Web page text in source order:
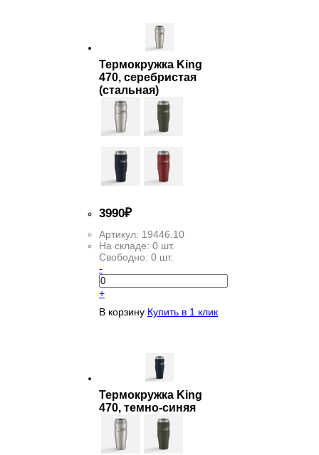
Термокружка King
470, серебристая
(стальная)
3990₽
Артикул: 19446.10
На складе: 0 шт.
Свободно: 0 шт.
-
+
В корзину Купить в 1 клик
Термокружка King
470, темно-синяя